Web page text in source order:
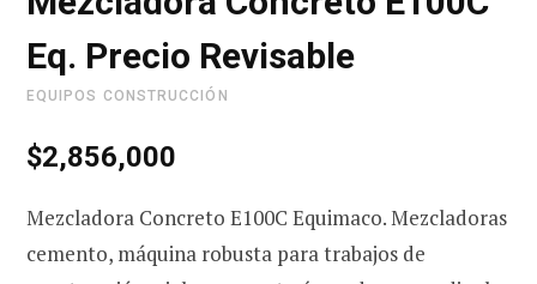
Eq. Precio Revisable
EQUIPOS CONSTRUCCIÓN
$2,856,000
Mezcladora Concreto E100C Equimaco. Mezcladoras
cemento, máquina robusta para trabajos de